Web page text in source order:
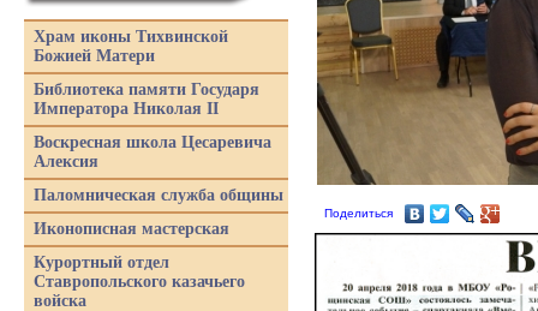
Поделиться
Храм иконы Тихвинской
Божией Матери
Библиотека памяти Государя
Императора Николая II
Воскресная школа Цесаревича
Алексия
Паломническая служба общины
Иконописная мастерская
Курортный отдел
Ставропольского казачьего
войска